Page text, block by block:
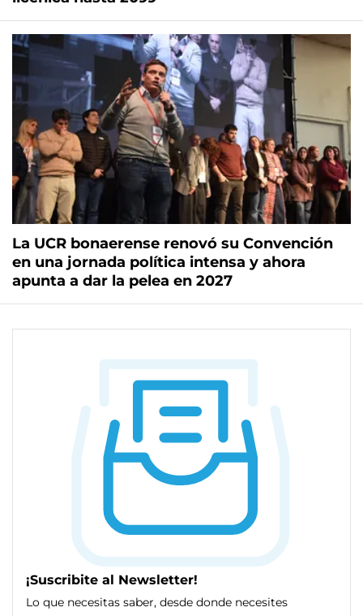
La UCR bonaerense renovó su Convención
en una jornada política intensa y ahora
apunta a dar la pelea en 2027
¡Suscribite al Newsletter!
Lo que necesitas saber, desde donde necesites